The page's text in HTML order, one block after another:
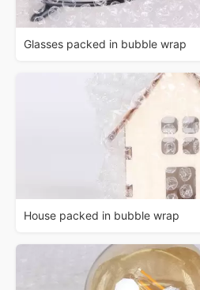
Glasses packed in bubble wrap
House packed in bubble wrap